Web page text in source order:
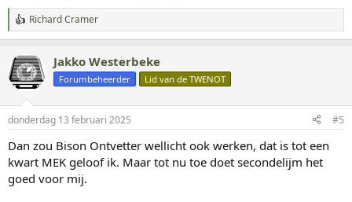
W
a
r
d
e
n
e
n
:
Richard Cramer
Jakko Westerbeke
Forumbeheerder Lid van de TWENOT
donderdag 13 februari 2025 #5
Dan zou Bison Ontvetter wellicht ook werken, dat is tot een
kwart MEK geloof ik. Maar tot nu toe doet secondelijm het
goed voor mij.